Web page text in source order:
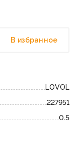
В избранное
LOVOL
227951
0.5